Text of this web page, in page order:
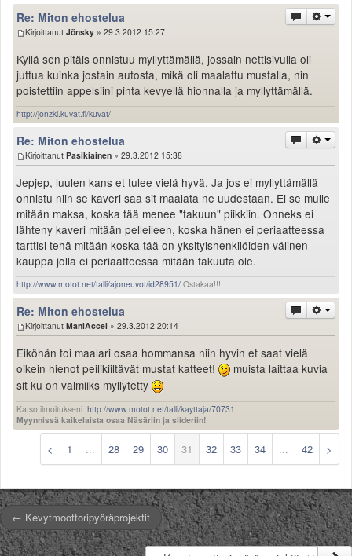
Re: Miton ehostelua
Kirjoittanut Jönsky » 29.3.2012 15:27
Kyllä sen pitäis onnistuu myllyttämällä, jossain nettisivulla oli
juttua kuinka jostain autosta, mikä oli maalattu mustalla, nin
poistettiin appelsiini pinta kevyellä hionnalla ja myllyttämällä.
http://jonzki.kuvat.fi/kuvat/
Re: Miton ehostelua
Kirjoittanut Pasikiainen » 29.3.2012 15:38
Jepjep, luulen kans et tulee vielä hyvä. Ja jos ei myllyttämällä
onnistu niin se kaveri saa sit maalata ne uudestaan. Ei se mulle
mitään maksa, koska tää menee "takuun" piikkiin. Onneks ei
lähteny kaveri mitään pelleileen, koska hänen ei periaatteessa
tarttisi tehä mitään koska tää on yksityishenkilöiden välinen
kauppa jolla ei periaatteessa mitään takuuta ole.
http://www.motot.net/talli/ajoneuvot/id28951/ Ostakaa!!!
Re: Miton ehostelua
Kirjoittanut ManiAccel » 29.3.2012 20:14
Eiköhän toi maalari osaa hommansa niin hyvin et saat vielä
oikein hienot peilikiiltävät mustat katteet!
muista laittaa kuvia
sit ku on valmiiks myllytetty
Katso ilmoitukseni: http://www.motot.net/talli/kayttaja/70731
Myynnissä kaikelaista osaa Näsäriin ja slideriin!
< 1 ... 28 29 30 31 32 33 34 ... 42 >
← Kevytmoottoripyöräprojektit